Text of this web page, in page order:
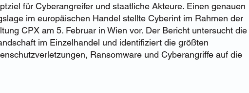
für Cyberangreifer und staatliche Akteure. Einen genauen
im europäischen Handel stellte Cyberint im Rahmen der
CPX am 5. Februar in Wien vor. Der Bericht untersucht die
im Einzelhandel und identifiziert die größten
Ransomware und Cyberangriffe auf die